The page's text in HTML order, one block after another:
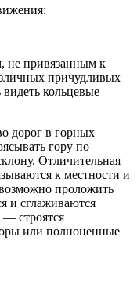
не привязанным к
причудливых
кольцевые
дорог в горных
гору по
Отличительная
к местности и
проложить
и сглаживаются
— строятся
или полноценные